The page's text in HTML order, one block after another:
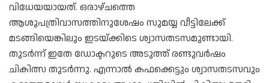
വിധേയയായത്. ഒരാഴ്ചത്തെ
ആശുപത്രിവാസത്തിനുശേഷം സുമയ്യ വീട്ടിലേക്ക്
മടങ്ങിയെങ്കിലും ഇടയ്ക്കിടെ ശ്വാസതടസമുണ്ടായി.
തുടർന്ന് ഇതേ ഡോക്ടറുടെ അടുത്ത് രണ്ടുവർഷം
ചികിത്സ തുടർന്നു. എന്നാൽ കഫക്കെട്ടും ശ്വാസതടസവും